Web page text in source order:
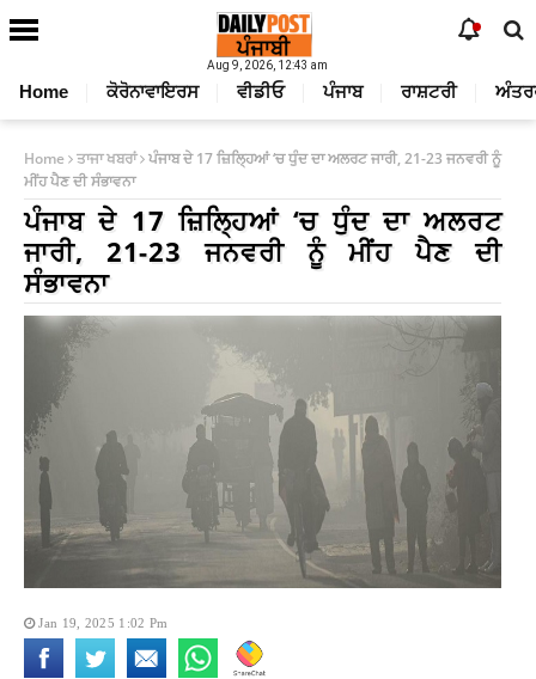
Aug 9, 2026, 12:43 am
Home ਕੋਰੋਨਾਵਾਇਰਸ ਵੀਡੀਓ ਪੰਜਾਬ ਰਾਸ਼ਟਰੀ
Home ਤਾਜਾ ਖਬਰਾਂ ਪੰਜਾਬ ਦੇ 17 ਜ਼ਿਲ੍ਹਿਆਂ ‘ਚ ਧੁੰਦ ਦਾ ਅਲਰਟ ਜਾਰੀ, 21-23 ਜਨਵਰੀ ਨੂੰ
ਮੀਂਹ ਪੈਣ ਦੀ ਸੰਭਾਵਨਾ
ਪੰਜਾਬ ਦੇ 17 ਜ਼ਿਲ੍ਹਿਆਂ ‘ਚ ਧੁੰਦ ਦਾ ਅਲਰਟ
ਜਾਰੀ, 21-23 ਜਨਵਰੀ ਨੂੰ ਮੀਂਹ ਪੈਣ ਦੀ
ਸੰਭਾਵਨਾ
Jan 19, 2025 1:02 Pm